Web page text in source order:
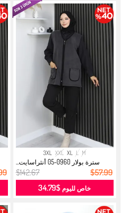
M
L
XL
XXL
3XL
سترة بولار 0960-05 أنثراسايت...
$142.67 $57.99
خاص لليوم $34.79